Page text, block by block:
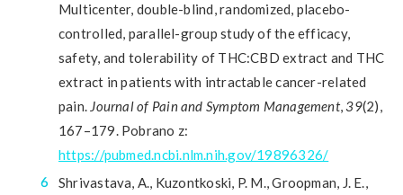
Multicenter, double-blind, randomized, placebo-
controlled, parallel-group study of the efficacy,
safety, and tolerability of THC:CBD extract and THC
extract in patients with intractable cancer-related
pain. Journal of Pain and Symptom Management,39(2),
167–179. Pobrano z:
https://pubmed.ncbi.nlm.nih.gov/19896326/
Shrivastava, A., Kuzontkoski, P. M., Groopman, J. E.,